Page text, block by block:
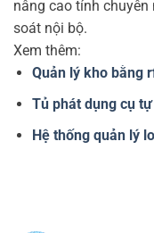
nâng cao tính
soát nội bộ.
Xem thêm:
Quản lý kho bằng
Tủ phát dụng cụ
Hệ thống quản lý